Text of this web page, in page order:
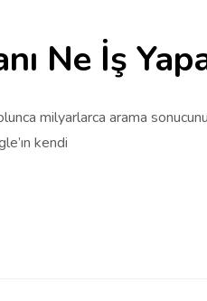
Ne İş
milyarlarca arama
kendi